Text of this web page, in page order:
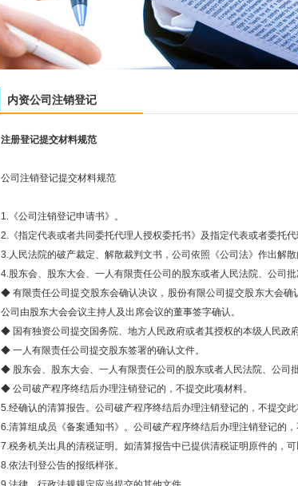
内资公司注销登记
注册登记提交材料规范
公司注销登记提交材料规范
1.《公司注销登记申请书》。
2.《指定代表或者共同委托代理人授权委托书》及指定代表或者委托代
3.人民法院的破产裁定、解散裁判文书，公司依照《公司法》作出解
4.股东会、股东大会、一人有限责任公司的股东或者人民法院、公司
◆ 有限责任公司提交股东会确认决议，股份有限公司提交股东大会
公司由股东大会会议主持人及出席会议的董事签字确认。
◆ 国有独资公司提交国务院、地方人民政府或者其授权的本级人民政
◆ 一人有限责任公司提交股东签署的确认文件。
◆ 股东会、股东大会、一人有限责任公司的股东或者人民法院、公司
◆ 公司破产程序终结后办理注销登记的，不提交此项材料。
5.经确认的清算报告。公司破产程序终结后办理注销登记的，不提交
6.清算组成员《备案通知书》。公司破产程序终结后办理注销登记的，
7.税务机关出具的清税证明。如清算报告中已提供清税证明原件的，可
8.依法刊登公告的报纸样张。